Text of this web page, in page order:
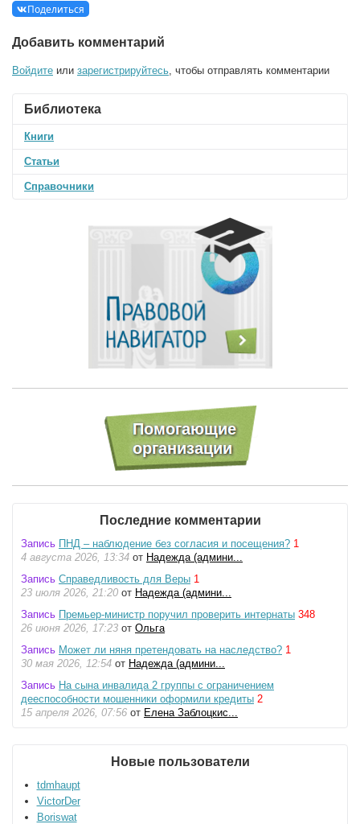
Поделиться
Добавить комментарий
Войдите или зарегистрируйтесь , чтобы отправлять комментарии
Библиотека
Книги
Статьи
Справочники
Последние комментарии
Запись ПНД – наблюдение без согласия и посещения? 1
4 августа 2026, 13:34 от Надежда (админи...
Запись Справедливость для Веры 1
23 июля 2026, 21:20 от Надежда (админи...
Запись Премьер-министр поручил проверить интернаты 348
26 июня 2026, 17:23 от Ольга
Запись Может ли няня претендовать на наследство? 1
30 мая 2026, 12:54 от Надежда (админи...
Запись На сына инвалида 2 группы с ограничением
дееспособности мошенники оформили кредиты 2
15 апреля 2026, 07:56 от Елена Заблоцкис...
Новые пользователи
tdmhaupt
VictorDer
Boriswat